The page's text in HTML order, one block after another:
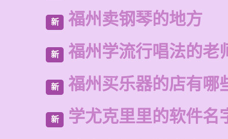
新 福州卖钢琴的地方
新 福州学流行唱法的老
新 福州买乐器的店有哪
新 学尤克里里的软件名